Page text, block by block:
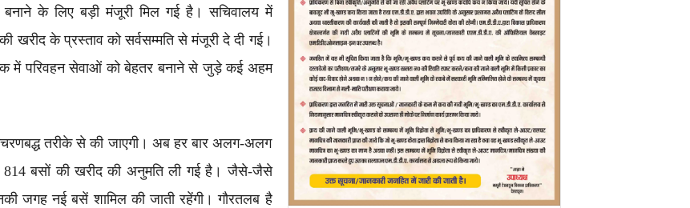
के लिए बड़ी मंजूरी मिल गई है। सचिवालय में
खरीद के प्रस्ताव को सर्वसम्मति से मंजूरी दे दी गई।
में परिवहन सेवाओं को बेहतर बनाने से जुड़े कई अहम
चरणबद्ध तरीके से की जाएगी। अब हर बार अलग-अलग
814 बसों की खरीद की अनुमति ली गई है। जैसे-जैसे
जगह नई बसें शामिल की जाती रहेंगी। गौरतलब है